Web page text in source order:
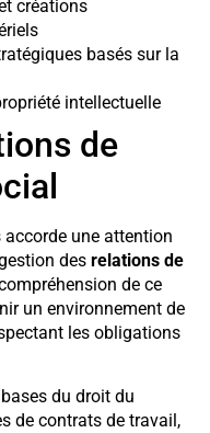
créations
basés sur la
intellectuelle
de
une attention
des relations de
de ce
un environnement de
les obligations
du droit du
de contrats de travail,